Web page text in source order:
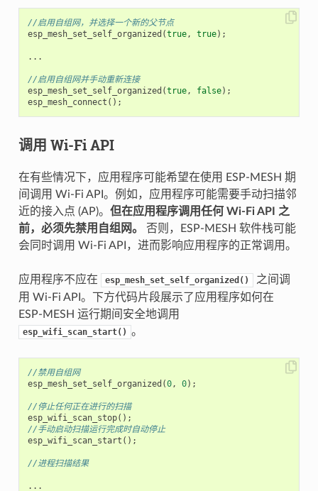
//启用自组网，并选择一个新的父节点
esp_mesh_set_self_organized (true, true);
...
//启用自组网并手动重新连接
esp_mesh_set_self_organized (true, false);
esp_mesh_connect ();
调用 Wi-Fi API
在有些情况下，应用程序可能希望在使用 ESP-MESH 期
间调用 Wi-Fi API。例如，应用程序可能需要手动扫描邻
近的接入点 (AP)。 但在应用程序调用任何 Wi-Fi API 之
前，必须先禁用自组网。
否则，ESP-MESH 软件栈可能
会同时调用 Wi-Fi API，进而影响应用程序的正常调用。
应用程序不应在 esp_mesh_set_self_organized()
之间调
用 Wi-Fi API。下方代码片段展示了应用程序如何在
ESP-MESH 运行期间安全地调用
esp_wifi_scan_start() 。
//禁用自组网
esp_mesh_set_self_organized (0, 0);
//停止任何正在进行的扫描
esp_wifi_scan_stop();
//手动启动扫描运行完成时自动停止
esp_wifi_scan_start ();
//进程扫描结果
...